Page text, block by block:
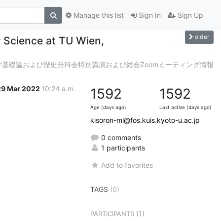
Sign In Sign Up
Manage this list
at TU Wien,
older
基礎論および歴史分科会特別講演および総会Zoomミーティング情報
Mar 2022 10:24 a.m. 1592
Age (days ago)
1592
Last active (days ago)
kisoron-ml@fos.kuis.kyoto-u.ac.jp
0 comments
1 participants
Add to favorites
TAGS (0)
PARTICIPANTS (1)